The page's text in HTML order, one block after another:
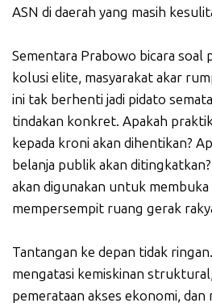
ASN di daerah yang masih
Sementara Prabowo bicara soal
kolusi elite, masyarakat akar
ini tak berhenti jadi pidato
tindakan konkret. Apakah
kepada kroni akan dihentikan?
belanja publik akan
akan digunakan untuk membuka
mempersempit ruang gerak
Tantangan ke depan tidak
mengatasi kemiskinan
pemerataan akses ekonomi, dan